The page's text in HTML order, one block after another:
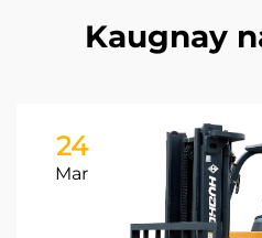
Kaugnay
24
Mar